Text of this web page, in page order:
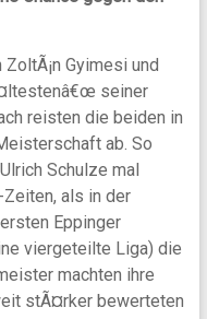
Gyimesi und
seiner
reisten die beiden in
ab. So
Schulze mal
Zeiten, als in der
Eppinger
viergeteilte Liga) die
machten ihre
stÃ¤rker bewerteten